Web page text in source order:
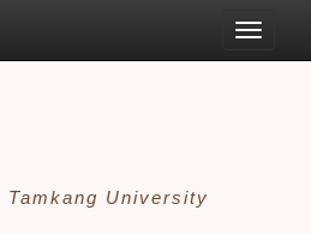
Toggle
Tamkang University